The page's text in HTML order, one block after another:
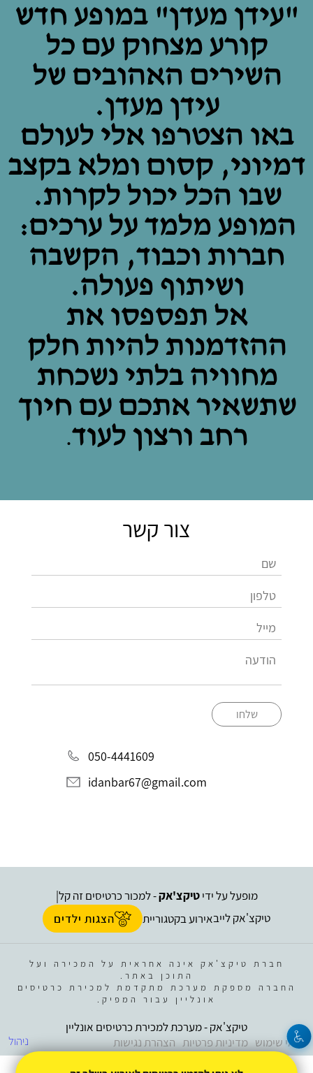
"עידן מעדן" במופע חדש
קורע מצחוק עם כל
השירים האהובים של
עידן מעדן.
באו הצטרפו אלי לעולם
דמיוני, קסום ומלא בקצב
שבו הכל יכול לקרות.
המופע מלמד על ערכים:
חברות וכבוד, הקשבה
ושיתוף פעולה.
אל תפספסו את
ההזדמנות להיות חלק
מחוויה בלתי נשכחת
שתשאיר אתכם עם חיוך
רחב ורצון לעוד.
צור קשר
שלחו
050-4441609
idanbar67@gmail.com
מופעל על ידיטיקצ'אק- למכור כרטיסים זה קל|
טיקצ'אק לייבאירוע בקטגוריית הצגות ילדים
חברת טיקצ'אק אינה אחראית על המכירה ועל
התוכן באתר.
החברה מספקת מערכת מתקדמת למכירת כרטיסים
אונליין עבור המפיק.
ניהול
טיקצ'אק - מערכת למכירת כרטיסים אונליין
תנאי שימוש מדיניות פרטיות הצהרת נגישות